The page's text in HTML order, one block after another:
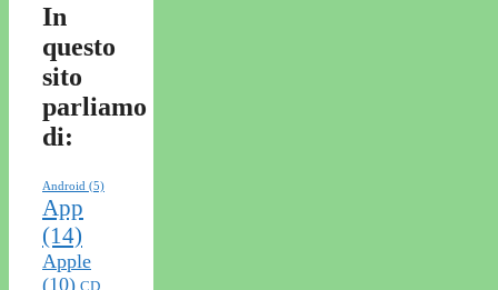
In
questo
sito
parliamo
di:
Android (5)
App
(14)
Apple
(10) CD